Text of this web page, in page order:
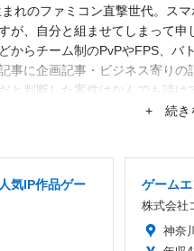
れのファミコン直撃世代。ス
が、自分と組ませてしまって
からチーム制のPvPやFPS、
事に企画記事・ビジネス寄り
と判断した案件はなんでも請け
+ 続き
気IP作品ゲー
ゲーム
株式会社
神奈